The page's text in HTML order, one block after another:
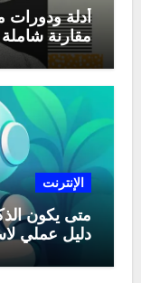
أدلة ودورات
مقارنة شاملة
الإنترنت
متى يكون
دليل عملي